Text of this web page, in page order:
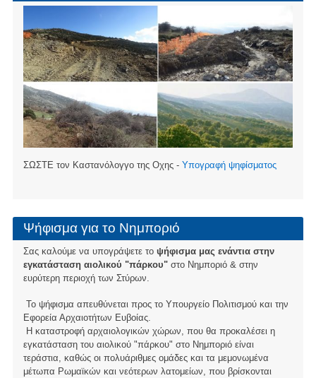
ΣΩΣΤΕ τον Καστανόλογγο της Οχης - Υπογραφή ψηφίσματος
Ψήφισμα για το Νημποριό
Σας καλούμε να υπογράψετε το ψήφισμα μας ενάντια στην
εγκατάσταση αιολικού "πάρκου"στο Νημποριό & στην
ευρύτερη περιοχή των Στύρων.
Το ψήφισμα απευθύνεται προς το Υπουργείο Πολιτισμού και την
Εφορεία Αρχαιοτήτων Ευβοίας.
Η καταστροφή αρχαιολογικών χώρων, που θα προκαλέσει η
εγκατάσταση του αιολικού "πάρκου" στο Νημποριό είναι
τεράστια, καθώς οι πολυάριθμες ομάδες και τα μεμονωμένα
μέτωπα Ρωμαϊκών και νεότερων λατομείων, που βρίσκονται